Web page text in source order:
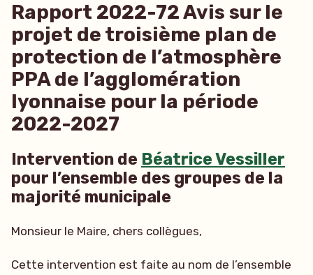
Rapport 2022-72 Avis sur le
projet de troisième plan de
protection de l’atmosphère
PPA de l’agglomération
lyonnaise pour la période
2022-2027
Intervention de Béatrice Vessiller
pour l’ensemble des groupes de la
majorité municipale
Monsieur le Maire, chers collègues,
Cette intervention est faite au nom de l’ensemble